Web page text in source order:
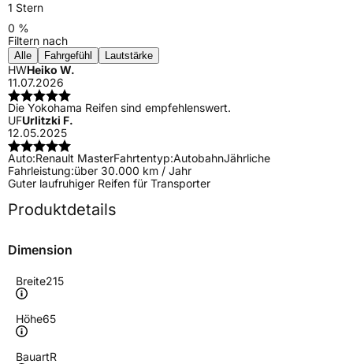
1 Stern
0 %
Filtern nach
Alle Fahrgefühl Lautstärke
HWHeiko W.
11.07.2026
Die Yokohama Reifen sind empfehlenswert.
UFUrlitzki F.
12.05.2025
Auto:Renault MasterFahrtentyp:AutobahnJährliche
Fahrleistung:über 30.000 km / Jahr
Guter laufruhiger Reifen für Transporter
Produktdetails
Dimension
Breite215
Höhe65
BauartR